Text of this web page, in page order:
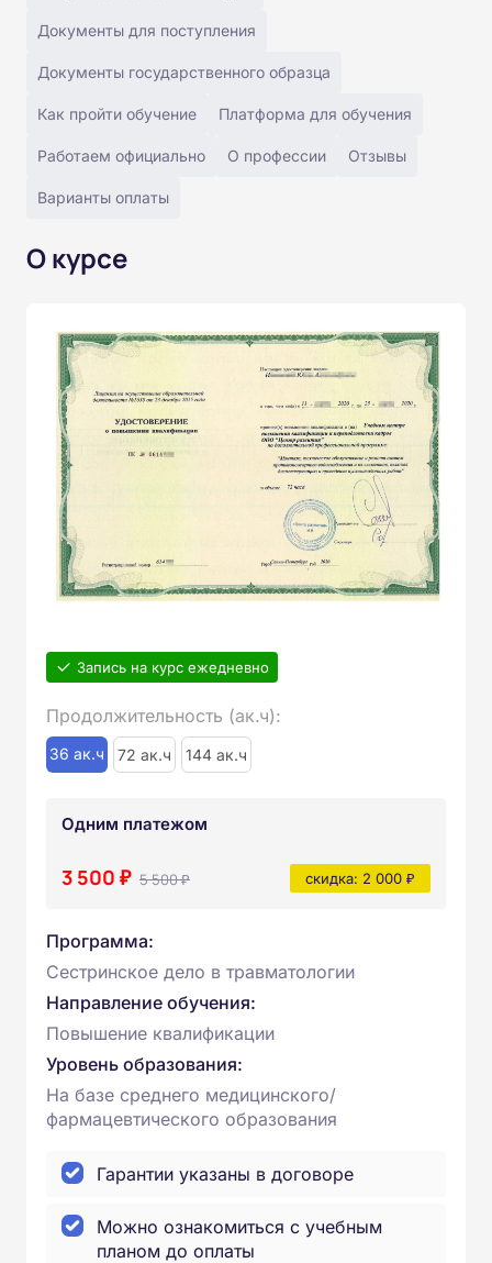
Документы для поступления
Документы государственного образца
Как пройти обучение Платформа для обучения
Работаем официально О профессии Отзывы
Варианты оплаты
О курсе
Запись на курс ежедневно
Продолжительность (ак.ч):
36 ак.ч 72 ак.ч 144 ак.ч
Одним платежом
3 500 ₽ 5 500 ₽ скидка: 2 000 ₽
Программа:
Сестринское дело в травматологии
Направление обучения:
Повышение квалификации
Уровень образования:
На базе среднего медицинского/
фармацевтического образования
Гарантии указаны в договоре
Можно ознакомиться с учебным
планом до оплаты